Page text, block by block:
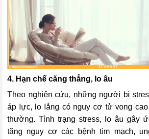
4. Hạn chế căng thẳng, lo âu
Theo nghiên cứu, những người bị
áp lực, lo lắng có nguy cơ tử vong
thường. Tình trạng stress, lo âu gây
tăng nguy cơ các bệnh tim mạch,